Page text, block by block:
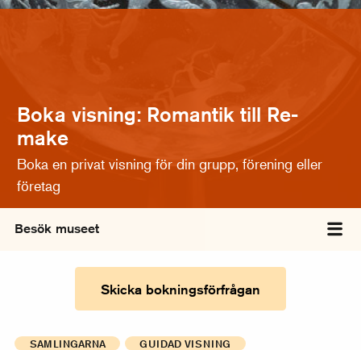
Boka visning: Romantik till Re-
make
Boka en privat visning för din grupp, förening eller
företag
Besök museet
Skicka bokningsförfrågan
SAMLINGARNA GUIDAD VISNING